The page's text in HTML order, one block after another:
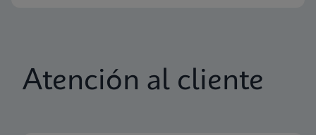
Atención al cliente